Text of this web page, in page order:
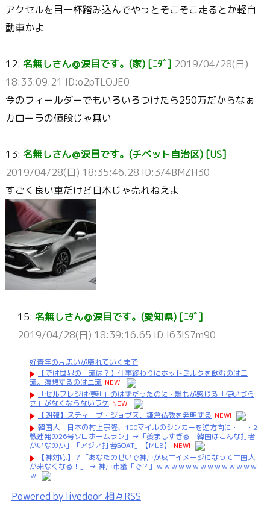
アクセルを目一杯踏み込んでやっとそこそこ走るとか軽自
動車かよ
12: 名無しさん＠涙目です。(家) [ﾆﾀﾞ] 2019/04/28(日)
18:33:09.21 ID:o2pTLOJE0
今のフィールダーでもいろいろつけたら250万だからなぁ
カローラの値段じゃ無い
13: 名無しさん＠涙目です。(チベット自治区) [US]
2019/04/28(日) 18:35:46.28 ID:3/4BMZH30
すごく良い車だけど日本じゃ売れねえよ
15: 名無しさん＠涙目です。(愛知県) [ﾆﾀﾞ]
2019/04/28(日) 18:39:16.65 ID:l63lS7m90
好青年の片思いが壊れていくまで
【では世界の一流は？】仕事終わりにホットミルクを飲むのは三
流。瞑想するのは二流 NEW!
「セルフレジは便利」のはずだったのに…誰もが感じる「使いづら
さ」がなくならないワケ NEW!
【朗報】スティーブ・ジョブズ、鎌倉仏教を発明する NEW!
韓国人「日本の村上宗隆、100マイルのシンカーを逆方向に・・・2
戦連発の26号ソロホームラン」→「羨ましすぎる 韓国はこんな打者
がいなのか」「アジア打者GOAT」【MLB】
NEW!
【神対応】？「あなたのせいで神戸が反中イメージになって中国人
が来なくなる！」 → 神戸市議「で？」ｗｗｗｗｗｗｗｗｗｗｗｗｗｗ
ｗ
Powered by livedoor 相互RSS